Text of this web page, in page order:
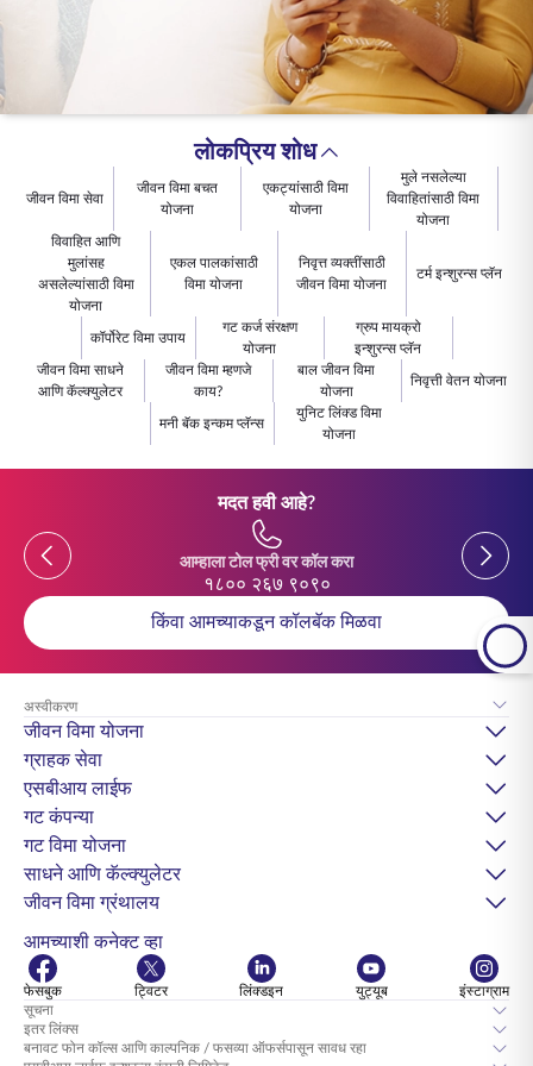
प्रीमियम भरा
लोकप्रिय शोध
जीवन विमा सेवा
जीवन विमा बचत
योजना
एकट्यांसाठी विमा
योजना
मुले नसलेल्या
विवाहितांसाठी विमा
योजना
विवाहित आणि
मुलांसह
असलेल्यांसाठी विमा
योजना
एकल पालकांसाठी
विमा योजना
निवृत्त व्यक्तींसाठी
जीवन विमा योजना
टर्म इन्शुरन्स प्लॅन
कॉर्पोरेट विमा उपाय
गट कर्ज संरक्षण
योजना
ग्रुप मायक्रो
इन्शुरन्स प्लॅन
जीवन विमा साधने
आणि कॅल्क्युलेटर
जीवन विमा म्हणजे
काय?
बाल जीवन विमा
योजना
निवृत्ती वेतन योजना
मनी बॅक इन्कम प्लॅन्स
युनिट लिंक्ड विमा
योजना
मदत हवी आहे?
Previous
आम्हाला टोल फ्री वर कॉल करा
१८०० २६७ ९०९०
Previous
किंवा आमच्याकडून कॉलबॅक मिळवा
अस्वीकरण
जीवन विमा योजना
ग्राहक सेवा
एसबीआय लाईफ
गट कंपन्या
गट विमा योजना
साधने आणि कॅल्क्युलेटर
जीवन विमा ग्रंथालय
आमच्याशी कनेक्ट व्हा
फेसबुक ट्विटर लिंक्डइन युट्यूब
इंस्टाग्राम
सूचना
इतर लिंक्स
बनावट फोन कॉल्स आणि काल्पनिक / फसव्या ऑफर्सपासून सावध रहा